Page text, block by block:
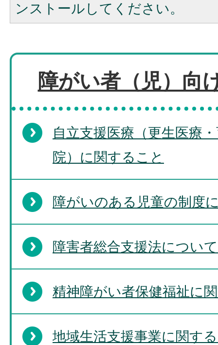
ンストールしてください。
障がい者（児）向
自立支援医療（更生医療
院）に関すること
障がいのある児童の制度
障害者総合支援法について
精神障がい者保健福祉に
地域生活支援事業に関す